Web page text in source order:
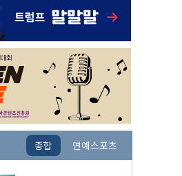
종합 연예스포츠